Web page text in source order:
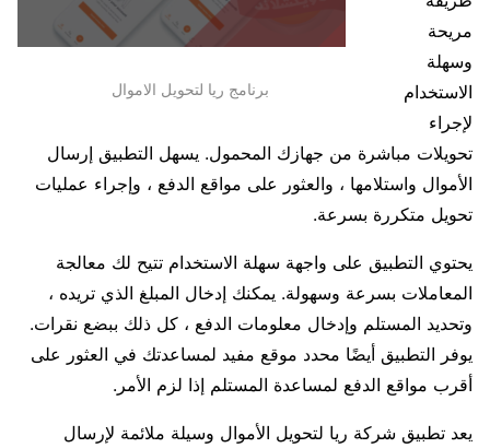
برنامج ريا لتحويل الاموال
مريحة
وسهلة
الاستخدام
لإجراء
تحويلات مباشرة من جهازك المحمول. يسهل التطبيق إرسال
الأموال واستلامها ، والعثور على مواقع الدفع ، وإجراء عمليات
تحويل متكررة بسرعة.
يحتوي التطبيق على واجهة سهلة الاستخدام تتيح لك معالجة
المعاملات بسرعة وسهولة. يمكنك إدخال المبلغ الذي تريده ،
وتحديد المستلم وإدخال معلومات الدفع ، كل ذلك ببضع نقرات.
يوفر التطبيق أيضًا محدد موقع مفيد لمساعدتك في العثور على
أقرب مواقع الدفع لمساعدة المستلم إذا لزم الأمر.
يعد تطبيق شركة ريا لتحويل الأموال وسيلة ملائمة لإرسال